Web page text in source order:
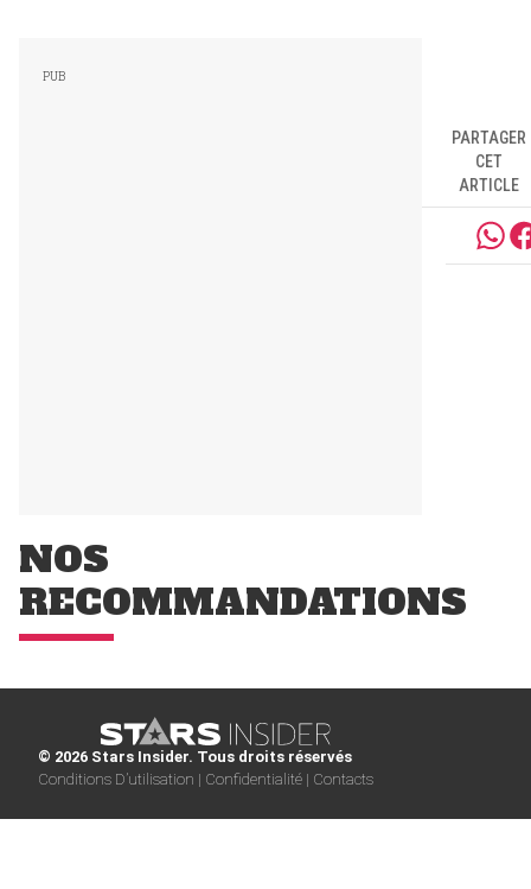
PARTAGER
CET
ARTICLE
NOS
RECOMMANDATIONS
© 2026 Stars Insider. Tous droits réservés
Conditions D’utilisation | Confidentialité | Contacts